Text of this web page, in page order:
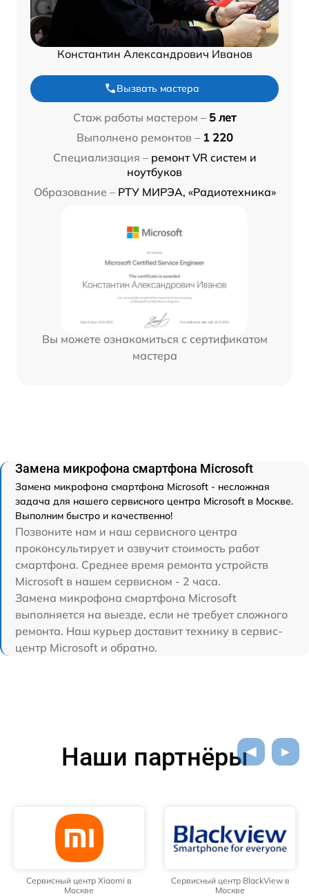
Константин Александрович Иванов
Вызвать мастера
Стаж работы мастером – 5 лет
Выполнено ремонтов – 1 220
Специализация – ремонт VR систем и
ноутбуков
Образование – РТУ МИРЭА, «Радиотехника»
Вы можете ознакомиться с сертификатом
мастера
Замена микрофона смартфона Microsoft
Замена микрофона смартфона Microsoft - несложная
задача для нашего сервисного центра Microsoft в Москве.
Выполним быстро и качественно!
Позвоните нам и наш сервисного центра
проконсультирует и озвучит стоимость работ
смартфона. Среднее время ремонта устройств
Microsoft в нашем сервисном - 2 часа.
Замена микрофона смартфона Microsoft
выполняется на выезде, если не требует сложного
ремонта. Наш курьер доставит технику в сервис-
центр Microsoft и обратно.
Наши партнёры
Сервисный центр Xiaomi в
Москве
Сервисный центр BlackView в
Москве